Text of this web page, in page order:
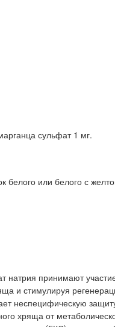
сульфат 1 мг.
или белого с
натрия принимают
и стимулируя
неспецифическую
хряща от